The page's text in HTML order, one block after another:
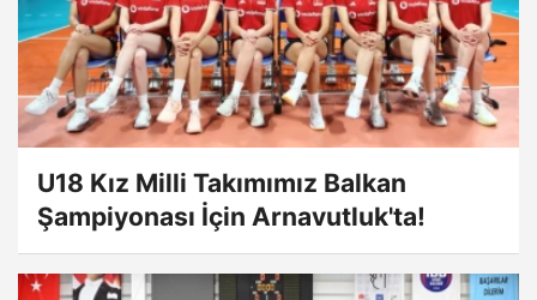
U18 Kız Milli Takımımız Balkan
Şampiyonası İçin Arnavutluk'ta!